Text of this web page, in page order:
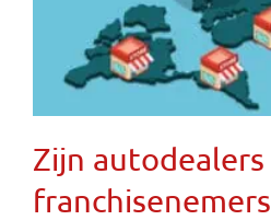
Zijn autodealers
franchisenemers